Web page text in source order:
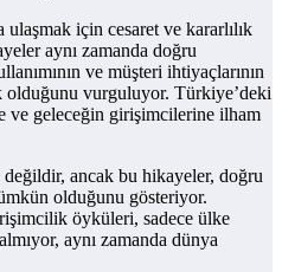
için cesaret ve kararlılık
aynı zamanda doğru
ve müşteri ihtiyaçlarının
olduğunu vurguluyor. Türkiye’deki
geleceğin girişimcilerine ilham
ancak bu hikayeler, doğru
olduğunu gösteriyor.
öyküleri, sadece ülke
aynı zamanda dünya